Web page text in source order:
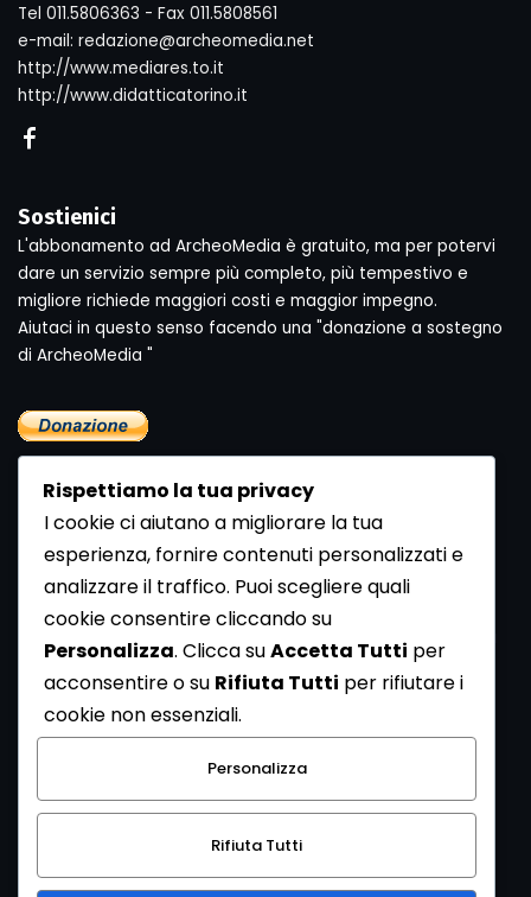
Tel 011.5806363 - Fax 011.5808561
e-mail: redazione@archeomedia.net
http://www.mediares.to.it
http://www.didatticatorino.it
Sostienici
L'abbonamento ad ArcheoMedia è gratuito, ma per potervi
dare un servizio sempre più completo, più tempestivo e
migliore richiede maggiori costi e maggior impegno.
Aiutaci in questo senso facendo una "donazione a sostegno
di ArcheoMedia "
Newsletter
Se vuoi ricevere la Rivista gratuita di archeologia realizzata
dalla Redazione di ArcheoMedia iscriviti alla nostra
Newsletter [Clicca Qui]
Con l'invio del messaggio l'utente dichiara di aver letto
l’informativa sulla privacy e di acconsentire al trattamento
dei propri dati personali.
Rispettiamo la tua privacy
I cookie ci aiutano a migliorare la tua
esperienza, fornire contenuti personalizzati e
analizzare il traffico. Puoi scegliere quali
cookie consentire cliccando su
Personalizza. Clicca suAccetta Tutti per
acconsentire o su Rifiuta Tutti per rifiutare i
cookie non essenziali.
Personalizza
Rifiuta Tutti